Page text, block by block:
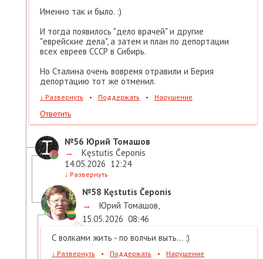
Именно так и было. :)
И тогда появилось "дело врачей" и другие
"еврейские дела", а затем и план по депортации
всех евреев СССР в Сибирь.
Но Сталина очень вовремя отравили и Берия
депортацию тот же отменил.
↓ Развернуть • Поддержать • Нарушение
Ответить
№56 Юрий Томашов
→
Kęstutis Čeponis
14.05.2026 12:24
↓ Развернуть
№58 Kęstutis Čeponis
→
Юрий Томашов,
15.05.2026 08:46
С волками жить - по волчьи выть... :)
↓ Развернуть • Поддержать • Нарушение